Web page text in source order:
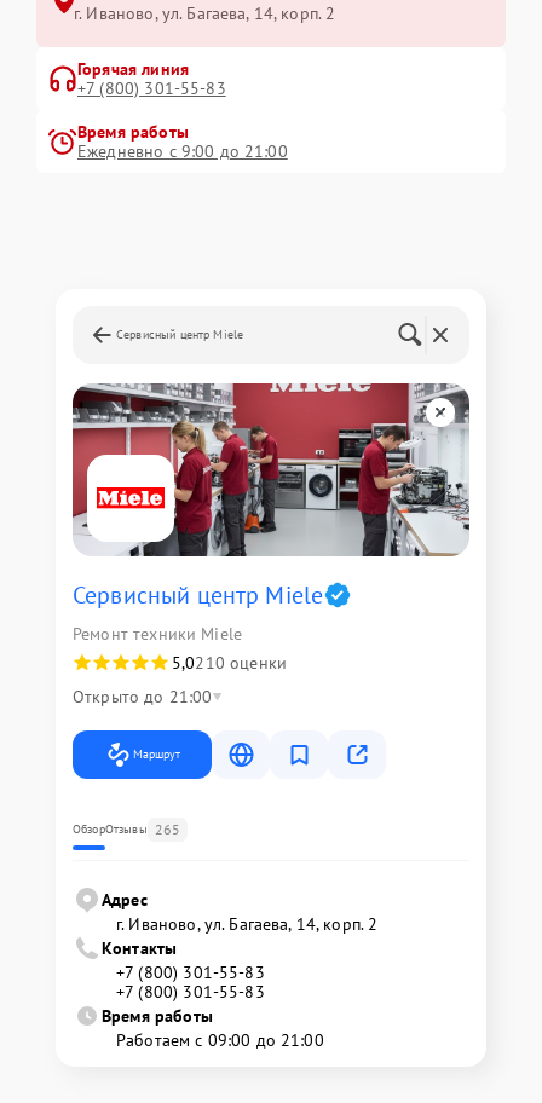
г. Иваново, ул. Багаева, 14, корп. 2
Горячая линия
+7 (800) 301-55-83
Время работы
Ежедневно с 9:00 до 21:00
Сервисный центр Miele
Сервисный центр Miele
Ремонт техники Miele
5,0210 оценки
Открыто до 21:00
Маршрут
ОбзорОтзывы 265
Адрес
г. Иваново, ул. Багаева, 14, корп. 2
Контакты
+7 (800) 301-55-83
+7 (800) 301-55-83
Время работы
Работаем с 09:00 до 21:00